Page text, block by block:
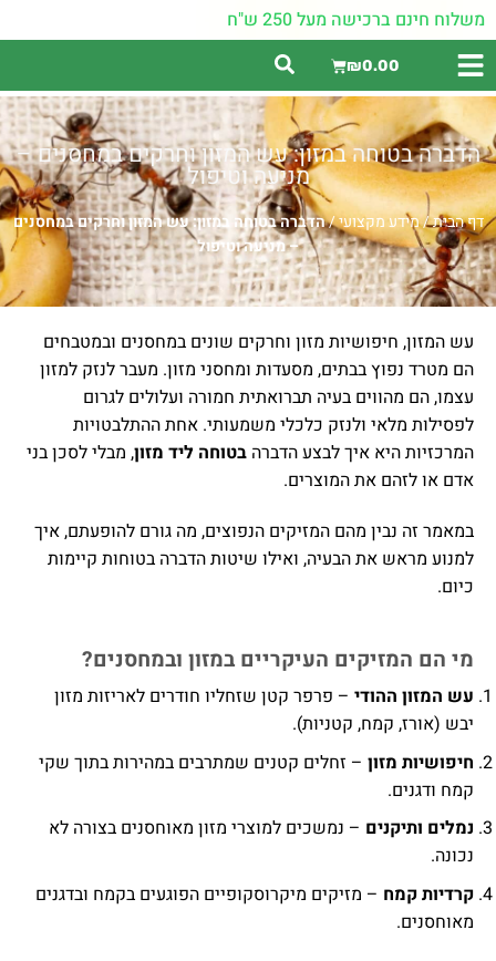
משלוח חינם ברכישה מעל 250 ש"ח
₪0.00
הדברה בטוחה במזון: עש המזון וחרקים במחסנים –
מניעה וטיפול
דף הבית/מידע מקצועי/הדברה בטוחה במזון: עש המזון וחרקים במחסנים
– מניעה וטיפול
עש המזון, חיפושיות מזון וחרקים שונים במחסנים ובמטבחים
הם מטרד נפוץ בבתים, מסעדות ומחסני מזון. מעבר לנזק למזון
עצמו, הם מהווים בעיה תברואתית חמורה ועלולים לגרום
לפסילות מלאי ולנזק כלכלי משמעותי. אחת ההתלבטויות
המרכזיות היא איך לבצע הדברה בטוחה ליד מזון, מבלי לסכן בני
אדם או לזהם את המוצרים.
במאמר זה נבין מהם המזיקים הנפוצים, מה גורם להופעתם, איך
למנוע מראש את הבעיה, ואילו שיטות הדברה בטוחות קיימות
כיום.
מי הם המזיקים העיקריים במזון ובמחסנים?
עש המזון ההודי – פרפר קטן שזחליו חודרים לאריזות מזון
יבש (אורז, קמח, קטניות).
חיפושיות מזון – זחלים קטנים שמתרבים במהירות בתוך שקי
קמח ודגנים.
נמלים ותיקנים – נמשכים למוצרי מזון מאוחסנים בצורה לא
נכונה.
קרדיות קמח – מזיקים מיקרוסקופיים הפוגעים בקמח ובדגנים
מאוחסנים.